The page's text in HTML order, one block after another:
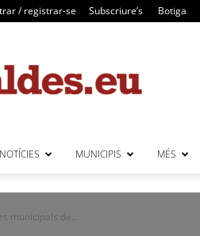
/ registrar-se Subscriure’s Botiga
NOTÍCIES MUNICIPIS MÉS
municipals de...